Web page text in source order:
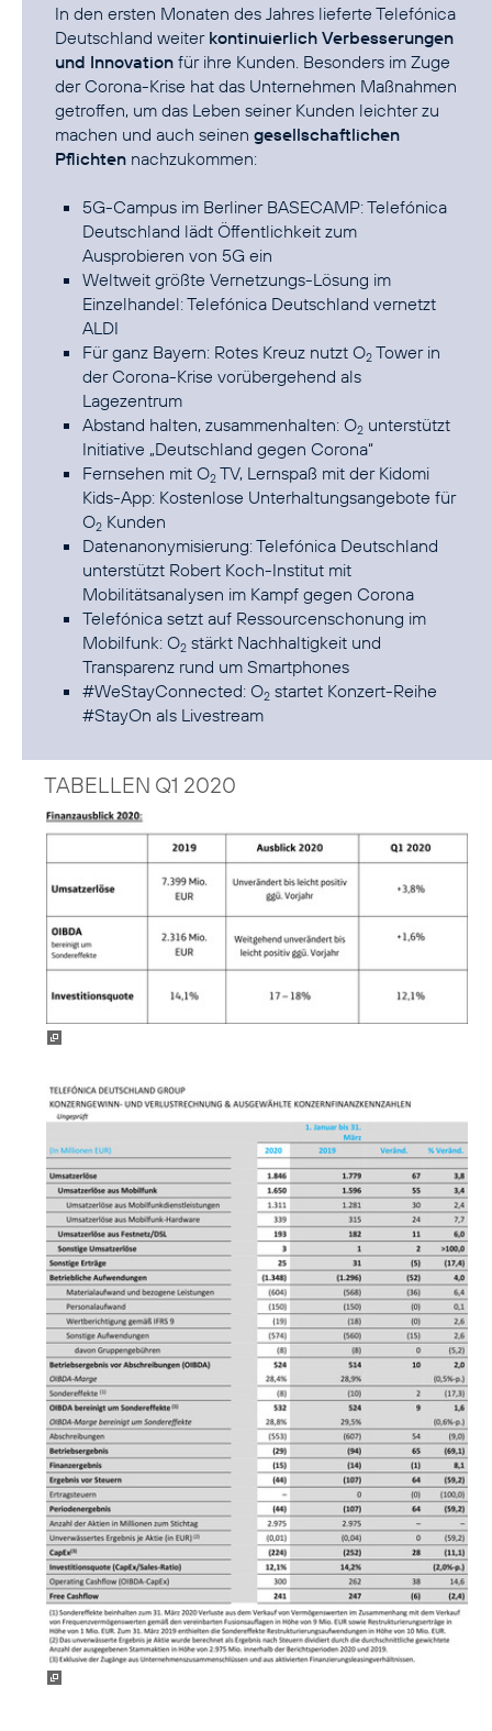
In den ersten Monaten des Jahres lieferte Telefónica
Deutschland weiter kontinuierlich Verbesserungen
und Innovation für ihre Kunden. Besonders im Zuge
derCorona-Krise hat das Unternehmen Maßnahmen
getroffen, um das Leben seiner Kunden leichter zu
machen und auch seinen gesellschaftlichen
Pflichten nachzukommen:
5G-Campus im Berliner BASECAMP: Telefónica
Deutschland lädt Öffentlichkeit zum
Ausprobieren von 5G ein
Weltweit größte Vernetzungs-Lösung im
Einzelhandel: Telefónica Deutschland vernetzt
ALDI
Für ganz Bayern: Rotes Kreuz nutzt O2 Tower in
der Corona-Krise vorübergehend als
Lagezentrum
Abstand halten, zusammenhalten: O2 unterstützt
Initiative „Deutschland gegen Corona“
Fernsehen mit O2 TV, Lernspaß mit der Kidomi
Kids-App: Kostenlose Unterhaltungsangebote für
O2 Kunden
Datenanonymisierung: Telefónica Deutschland
unterstützt Robert Koch-Institut mit
Mobilitätsanalysen im Kampf gegen Corona
Telefónica setzt auf Ressourcenschonung im
Mobilfunk: O2 stärkt Nachhaltigkeit und
Transparenz rund um Smartphones
#WeStayConnected: O2 startet Konzert-Reihe
#StayOn als Livestream
TABELLEN Q1 2020